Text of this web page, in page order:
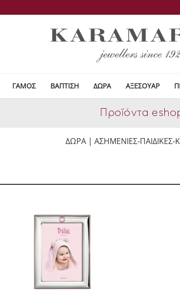
ΓΑΜΟΣ ΒΑΠΤΙΣΗ ΔΩΡΑ ΑΞΕΣΟΥΑΡ
Προϊόντα
ΔΩΡΑ | ΑΣΗΜΕΝΙΕΣ-ΠΑΙΔΙΚΕΣ-